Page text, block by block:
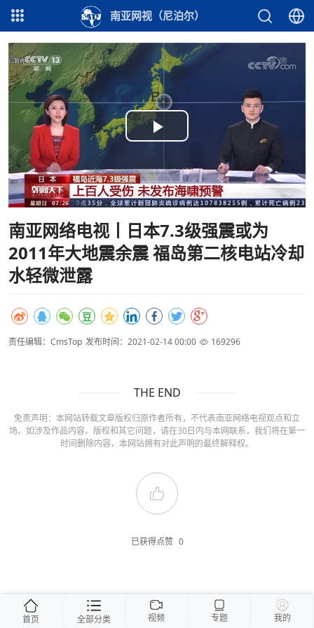
南亚网视（尼泊尔）
Play
Video
南亚网络电视丨日本7.3级强震或为
2011年大地震余震 福岛第二核电站冷却
水轻微泄露
责任编辑：CmsTop 发布时间：2021-02-14 00:00 169296
THE END
免责声明：本网站转载文章版权归原作者所有，不代表南亚网络电视观点和立
场。如涉及作品内容、版权和其它问题，请在30日内与本网联系，我们将在第一
时间删除内容，本网站拥有对此声明的最终解释权。
已获得点赞 0
首页 全部分类 视频 专题 我的